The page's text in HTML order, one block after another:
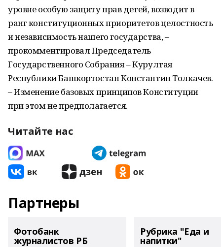
уровне особую защиту прав детей, возводит в
ранг конституционных приоритетов целостность
и независимость нашего государства, –
прокомментировал Председатель
Государственного Собрания – Курултая
Республики Башкортостан Константин Толкачев.
– Изменение базовых принципов Конституции
при этом не предполагается.
Читайте нас
Партнеры
Фотобанк
журналистов РБ
Рубрика "Еда и
напитки"